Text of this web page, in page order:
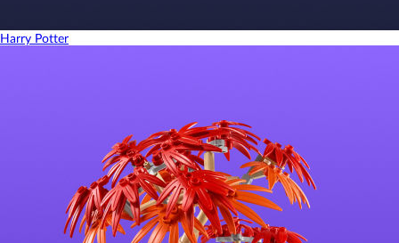
Harry Potter